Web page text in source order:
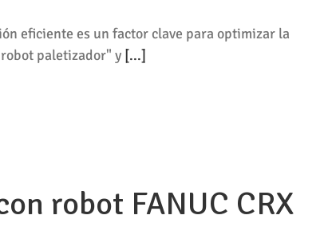
eficiente es un factor clave para optimizar la
paletizador" y[...]
robot FANUC CRX